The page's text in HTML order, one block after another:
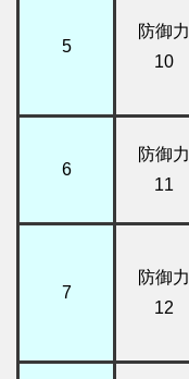
5
防御力
10
6
防御力
11
7
防御力
12